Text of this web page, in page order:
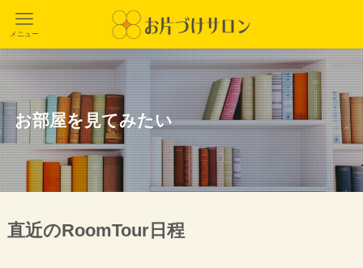
メニュー
お部屋を見てみたい
直近のRoomTour日程